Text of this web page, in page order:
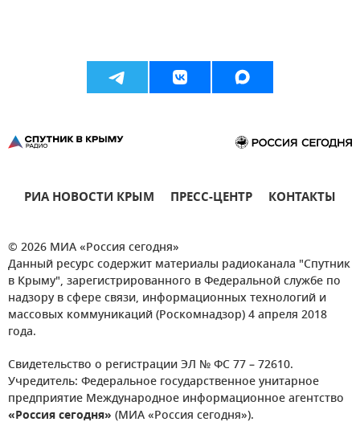
РИА НОВОСТИ КРЫМ ПРЕСС-ЦЕНТР КОНТАКТЫ
© 2026 МИА «Россия сегодня»
Данный ресурс содержит материалы радиоканала "Спутник
в Крыму", зарегистрированного в Федеральной службе по
надзору в сфере связи, информационных технологий и
массовых коммуникаций (Роскомнадзор) 4 апреля 2018
года.
Свидетельство о регистрации ЭЛ № ФС 77 – 72610.
Учредитель: Федеральное государственное унитарное
предприятие Международное информационное агентство
«Россия сегодня» (МИА «Россия сегодня»).